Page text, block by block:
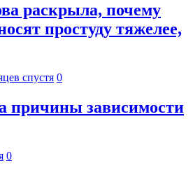
раскрыла, почему
простуду тяжелее,
спустя 0
причины зависимости
0